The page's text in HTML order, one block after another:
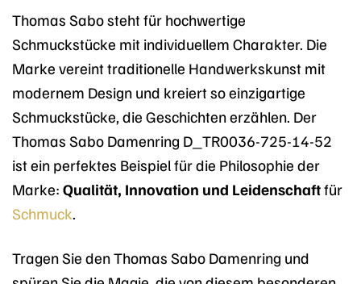
Thomas Sabo steht für hochwertige
Schmuckstücke mit individuellem Charakter. Die
Marke vereint traditionelle Handwerkskunst mit
modernem Design und kreiert so einzigartige
Schmuckstücke, die Geschichten erzählen. Der
Thomas Sabo Damenring D_TR0036-725-14-52
ist ein perfektes Beispiel für die Philosophie der
Marke: Qualität, Innovation und Leidenschaftfür
Schmuck
Tragen Sie den Thomas Sabo Damenring und